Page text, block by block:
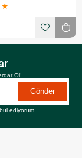
★
Ol!
Gönder
ediyorum.